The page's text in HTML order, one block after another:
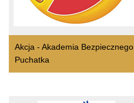
Akcja - Akademia Bezpiecznego
Puchatka